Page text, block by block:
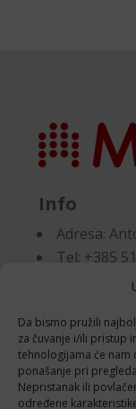
Da bismo pružili
za čuvanje i/ili pristup
tehnologijama će
ponašanje pri
Nepristanak ili
određene
Info
Adresa:
Tel: +385
Pravila
Politika